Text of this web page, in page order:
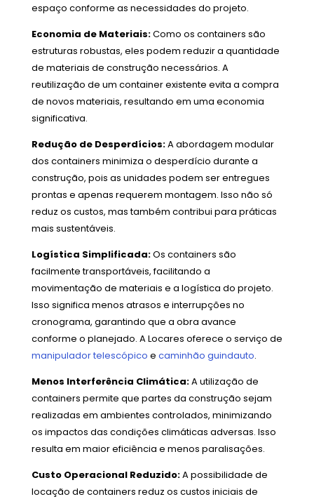
espaço conforme as necessidades do projeto.
Economia de Materiais:Como os containers são
estruturas robustas, eles podem reduzir a quantidade
de materiais de construção necessários. A
reutilização de um container existente evita a compra
de novos materiais, resultando em uma economia
significativa.
Redução de Desperdícios:A abordagem modular
dos containers minimiza o desperdício durante a
construção, pois as unidades podem ser entregues
prontas e apenas requerem montagem. Isso não só
reduz os custos, mas também contribui para práticas
mais sustentáveis.
Logística Simplificada:Os containers são
facilmente transportáveis, facilitando a
movimentação de materiais e a logística do projeto.
Isso significa menos atrasos e interrupções no
cronograma, garantindo que a obra avance
conforme o planejado. A Locares oferece o serviço de
manipulador telescópico e caminhão guindauto.
Menos Interferência Climática:A utilização de
containers permite que partes da construção sejam
realizadas em ambientes controlados, minimizando
os impactos das condições climáticas adversas. Isso
resulta em maior eficiência e menos paralisações.
Custo Operacional Reduzido:A possibilidade de
locação de containers reduz os custos iniciais de